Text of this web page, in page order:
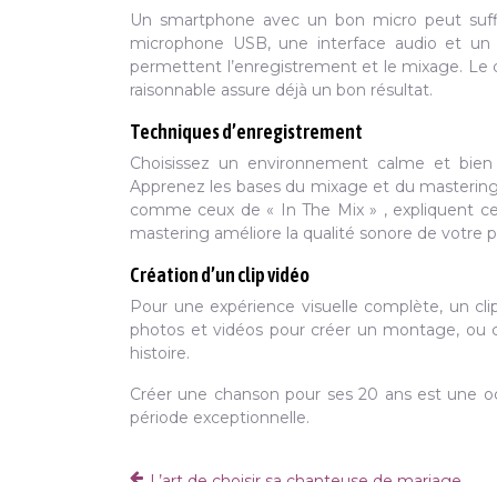
Un smartphone avec un bon micro peut
microphone USB, une interface audio et
permettent l’enregistrement et le mixage.
raisonnable assure déjà un bon résultat.
Techniques d’enregistrement
Choisissez un environnement calme et
Apprenez les bases du mixage et du
comme ceux de « In The Mix » , expliquent
mastering améliore la qualité sonore de votre
Création d’un clip vidéo
Pour une expérience visuelle complète, un
photos et vidéos pour créer un montage, ou
histoire.
Créer une chanson pour ses 20 ans est une
période exceptionnelle.